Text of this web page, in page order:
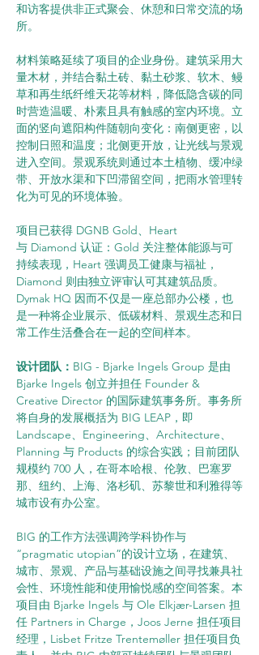
和访客提供非正式聚会、休憩和日常交流的场
所。
材料策略延续了项目的企业身份。建筑采用大
量木材，并结合黏土砖、黏土砂浆、软木、鳗
草和再生纸纤维天花等材料，降低隐含碳的同
时营造温暖、朴素且具有触感的室内环境。立
面的竖向遮阳构件随朝向变化：南侧更密，以
控制日照和温度；北侧更开放，让光线与景观
进入空间。景观系统则通过本土植物、缓冲绿
带、开放水渠和下凹滞留空间，把雨水管理转
化为可见的环境体验。
项目已获得 DGNB Gold、Heart
与 Diamond 认证：Gold 关注整体能源与可
持续表现，Heart 强调员工健康与福祉，
Diamond 则由独立评审认可其建筑品质。
Dymak HQ 因而不仅是一座总部办公楼，也
是一种将企业展示、低碳材料、景观生态和日
常工作生活叠合在一起的空间样本。
设计团队： BIG - Bjarke Ingels Group 是由
Bjarke Ingels 创立并担任 Founder &
Creative Director 的国际建筑事务所。事务所
将自身的发展概括为 BIG LEAP，即
Landscape、Engineering、Architecture、
Planning 与 Products 的综合实践；目前团队
规模约 700 人，在哥本哈根、伦敦、巴塞罗
那、纽约、上海、洛杉矶、苏黎世和利雅得等
城市设有办公室。
BIG 的工作方法强调跨学科协作与
“pragmatic utopian”的设计立场，在建筑、
城市、景观、产品与基础设施之间寻找兼具社
会性、环境性能和使用愉悦感的空间答案。本
项目由 Bjarke Ingels 与 Ole Elkjær-Larsen 担
任 Partners in Charge，Joos Jerne 担任项目
经理，Lisbet Fritze Trentemøller 担任项目负